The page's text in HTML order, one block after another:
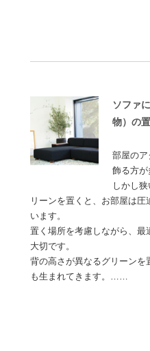
ソファ
物）の
部屋の
飾る方が
しかし
リーンを置くと、お部屋は
います。
置く場所を考慮しながら、
大切です。
背の高さが異なるグリーンを
も生まれてきます。……